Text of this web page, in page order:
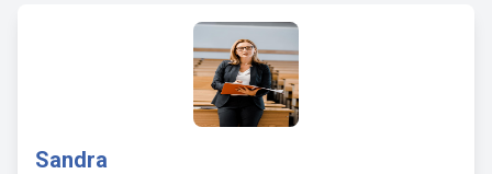
Sandra